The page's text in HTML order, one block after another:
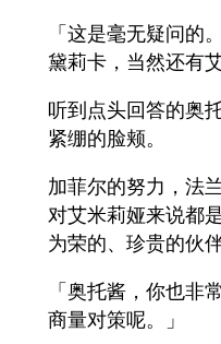
「这是毫无疑问的
黛莉卡，当然还有
听到点头回答的奥
紧绷的脸颊。
加菲尔的努力，法
对艾米莉娅来说都
为荣的、珍贵的伙
「奥托酱，你也非
商量对策呢。」